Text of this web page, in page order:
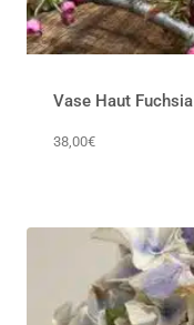
Vase Haut Fuchsia
38,00€